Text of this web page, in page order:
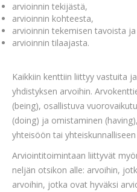
arvioinnin tekijästä,
arvioinnin kohteesta,
arvioinnin tekemisen tavoista ja
arvioinnin tilaajasta.
Kaikkiin kenttiin liittyy vastuita
yhdistyksen arvoihin.
(being), osallistuva
(doing) ja omistaminen
yhteisöön tai
Arviointitoimintaan liittyvät
neljän otsikon alle: arvoihin,
arvoihin, jotka ovat hyväksi